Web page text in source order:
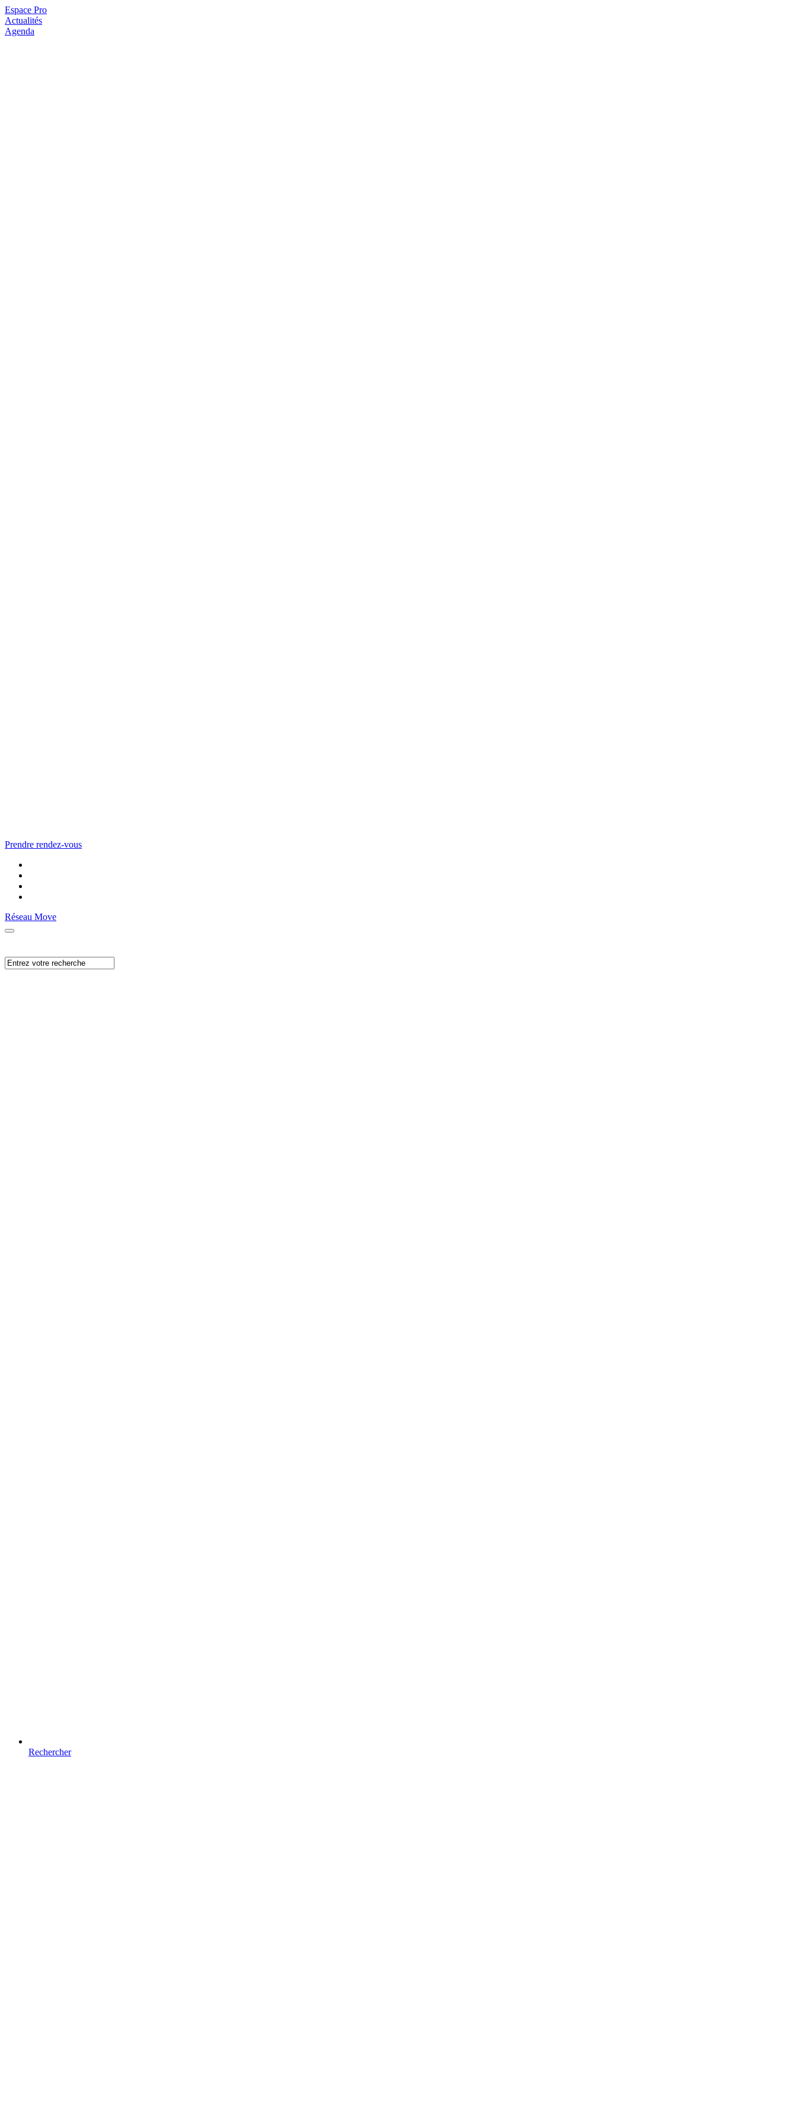
Espace Pro
Actualités
Agenda
Prendre rendez-vous
Réseau Move
Rechercher